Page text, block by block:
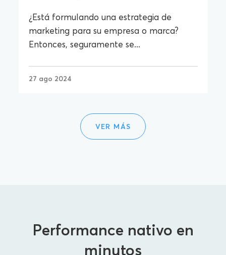
¿Está formulando una estrategia de
marketing para su empresa o marca?
Entonces, seguramente se...
27 ago 2024
VER MÁS
Performance nativo en
minutos